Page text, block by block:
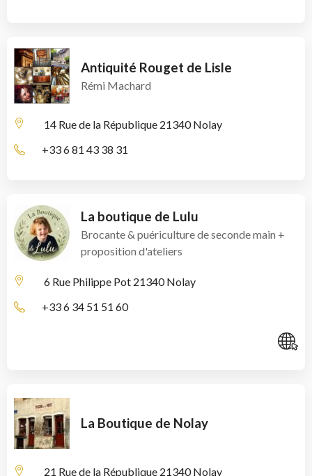
Antiquité Rouget de Lisle
Rémi Machard
14 Rue de la République 21340 Nolay
+33 6 81 43 38 31
La boutique de Lulu
Brocante & puériculture de seconde main +
proposition d'ateliers
6 Rue Philippe Pot 21340 Nolay
+33 6 34 51 51 60
La Boutique de Nolay
21 Rue de la République 21340 Nolay